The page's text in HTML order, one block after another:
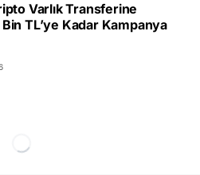
Varlık Transferine
TL’ye Kadar Kampanya